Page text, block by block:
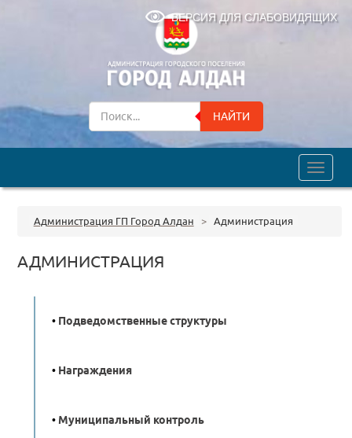
ВЕРСИЯ ДЛЯ СЛАБОВИДЯЩИХ
НАЙТИ
trk
Администрация ГП Город Алдан > Администрация
АДМИНИСТРАЦИЯ
• Подведомственные структуры
• Награждения
• Муниципальный контроль